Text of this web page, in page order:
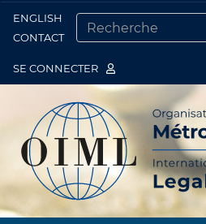
ENGLISH
CONTACT
SE CONNECTER